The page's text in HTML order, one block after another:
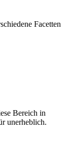
Facetten
Bereich in
unerheblich.